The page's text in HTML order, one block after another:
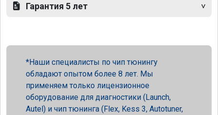
Гарантия 5 лет
Наши специалисты по чип тюнингу
обладают опытом более 8 лет. Мы
применяем только лицензионное
оборудование для диагностики (Launch,
Autel) и чип тюнинга (Flex, Kess 3, Autotuner,